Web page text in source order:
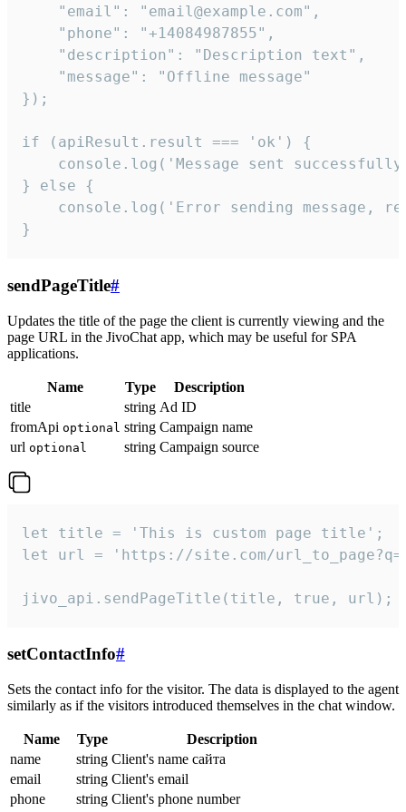
    "email": "email@example.com",
    "phone": "+14084987855",
    "description": "Description text",
    "message": "Offline message"
});
if (apiResult.result === 'ok') {
console.log('Message sent
} else {
console.log('Error sending message,
}
sendPageTitle#
Updates the title of the page the client is currently viewing and the
page URL in the JivoChat app, which may be useful for SPA
applications.
Name Type
Description
title
string Ad ID
fromApi optional string Campaign name
url optional string Campaign source
let title = 'This is custom page title';
let url = 'https://site.com/
jivo_api.sendPageTitle(title, true, url);
setContactInfo#
Sets the contact info for the visitor. The data is displayed to the agent
similarly as if the visitors introduced themselves in the chat window.
Name Type
Description
name
string Client's name сайта
email
string Client's email
phone
string Client's phone number